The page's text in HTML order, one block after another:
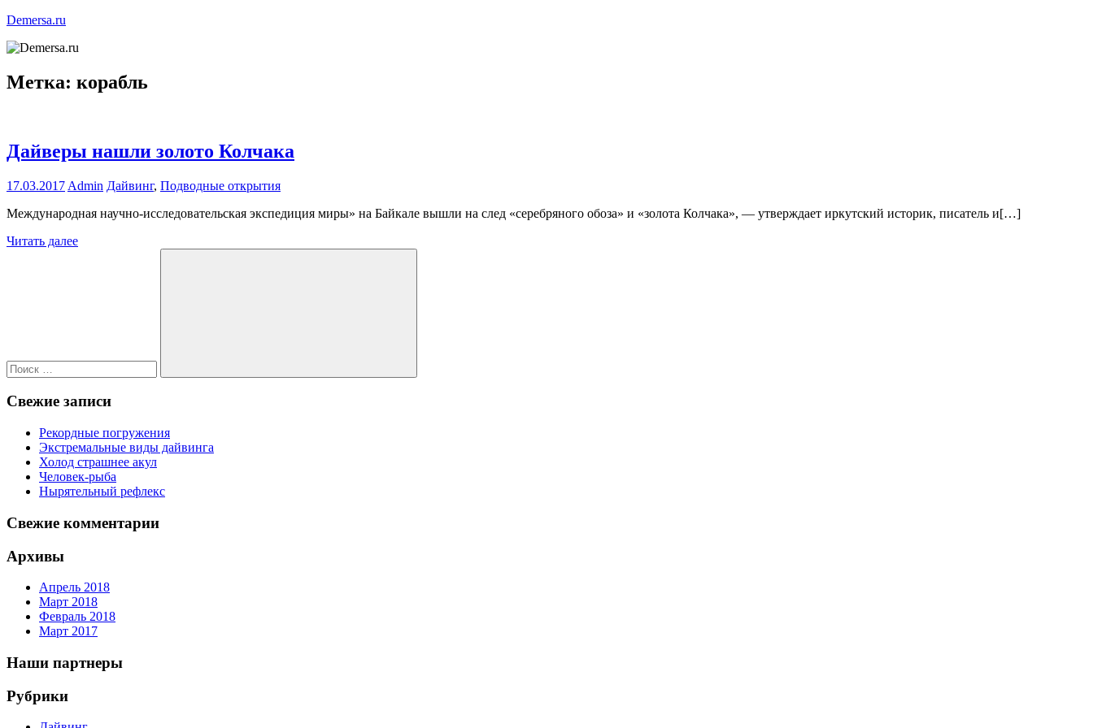
Перейти
содержимому
Demersa.ru
в
морские
Метка: корабль
Дайверы нашли золото Колчака
17.03.2017 Admin Дайвинг, Подводные открытия
Международная научно-исследовательская экспедиция миры» на Байкале вышли на след «серебряного обоза» и «золота Колчака», — утверждает иркутский историк, писатель и[…]
Читать далее
Поиск
Свежие записи
Рекордные погружения
Экстремальные виды дайвинга
Холод страшнее акул
Человек-рыба
Нырятельный рефлекс
Свежие комментарии
Архивы
Апрель 2018
Март 2018
Февраль 2018
Март 2017
Наши партнеры
Рубрики